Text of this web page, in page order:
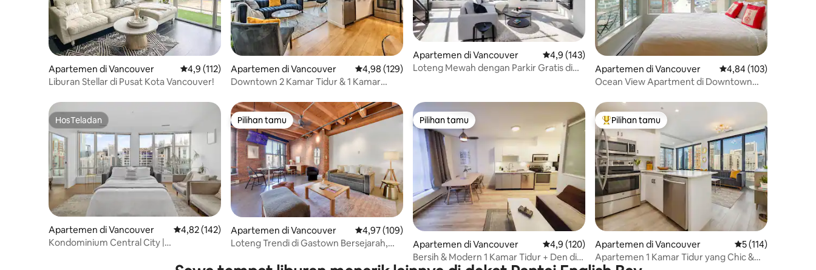
Apartemen di Vancouver Nilai rata-rata 4,9 dari 5, 112 ulasan
4,9 (112)
Liburan Stellar di Pusat Kota Vancouver!
Apartemen di Vancouver Nilai rata-rata 4,98 dari 5, 129 ulasan
4,98 (129)
Downtown 2 Kamar Tidur & 1 Kamar
Apartemen di Vancouver Nilai rata-rata 4,9 dari 5, 143 ulasan
4,9 (143)
Loteng Mewah dengan Parkir Gratis di
Apartemen di Vancouver Nilai rata-rata 4,84 dari
4,84 (103)
Ocean View Apartment di Downtown
HosTeladan
HosTeladan
Apartemen di Vancouver Nilai rata-rata 4,82 dari 5, 142 ulasan
4,82 (142)
Kondominium Central City |
Pilihan tamu
Pilihan tamu
Apartemen di Vancouver Nilai rata-rata 4,97 dari 5, 109 ulasan
4,97 (109)
Loteng Trendi di Gastown Bersejarah,
Pilihan tamu
Pilihan tamu
Apartemen di Vancouver Nilai rata-rata 4,9 dari 5, 120 ulasan
4,9 (120)
Bersih & Modern 1 Kamar Tidur + Den di
Pilihan tamu terpopuler
Pilihan tamu
Apartemen di Vancouver Nilai rata-rata 5 dari
5 (114)
Apartemen 1 Kamar Tidur yang Chic &